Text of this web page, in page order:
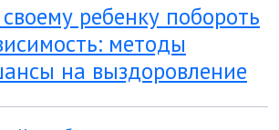
ребенку побороть
методы
на выздоровление